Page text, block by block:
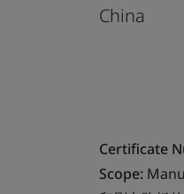
China
Certificate
Scope: